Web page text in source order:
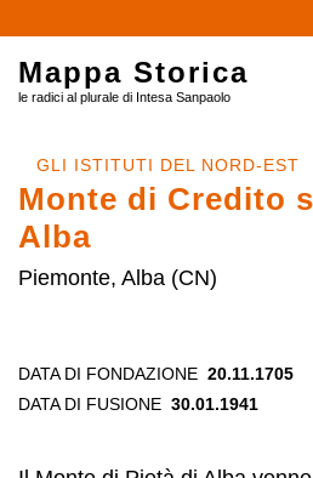
Mappa Storica
le radici al plurale di Intesa Sanpaolo
GLI ISTITUTI DEL NORD-EST
Monte di Credito
Alba
Piemonte, Alba (CN)
DATA DI FONDAZIONE 20.11.1705
DATA DI FUSIONE 30.01.1941